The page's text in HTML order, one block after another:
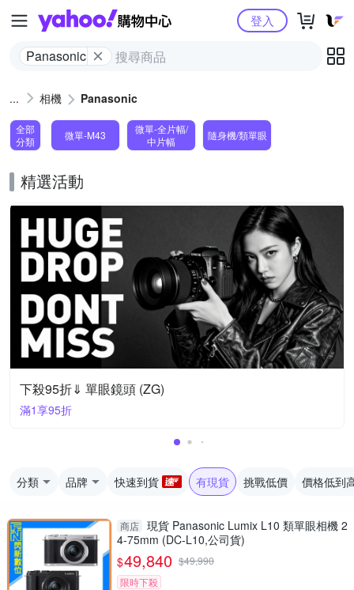
Yahoo購物中心
Panasonic
登入
相機 Panasonic
全部
分類
微單-M43
微單-全片幅/
中片幅
隨身機/類單眼
精選活動
下殺95折⇓ 單眼鏡頭 (ZG)
滿1享95折
分類 品牌 快速到貨 有現貨 挑戰低價 價格低到
商店 現貨 Panasonic Lumix L10 類單眼相機 2
4-75mm (DC-L10,公司貨)
$49,840 $49,990
限時下殺